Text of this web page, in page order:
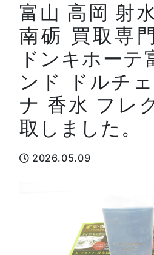
富山 高岡 射
南砺 買取専
ドンキホーテ
ンド ドルチ
ナ 香水 フレ
取しました。
2026.05.09